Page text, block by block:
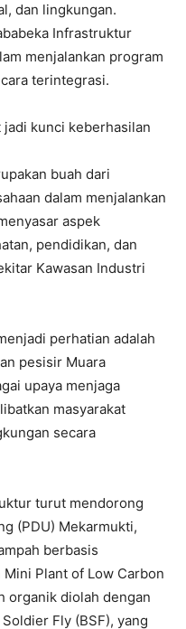
dan lingkungan.
Infrastruktur
menjalankan program
terintegrasi.
jadi kunci keberhasilan
buah dari
dalam menjalankan
aspek
pendidikan, dan
Kawasan Industri
perhatian adalah
pesisir Muara
upaya menjaga
masyarakat
secara
turut mendorong
(PDU) Mekarmukti,
berbasis
Plant of Low Carbon
organik diolah dengan
Fly (BSF), yang